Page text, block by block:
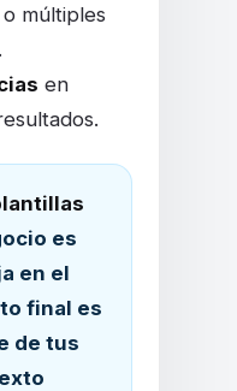
o múltiples
en
es
en el
final es
de tus